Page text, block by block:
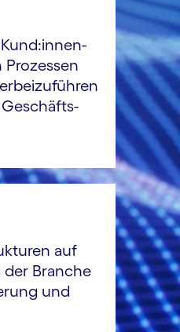
Kund:innen­
Geschäfts­
auf
Branche
und